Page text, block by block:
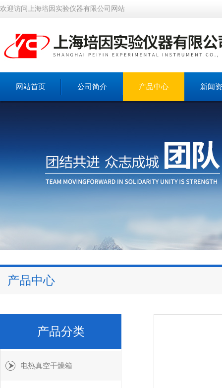
欢迎访问上海培因实验仪器有限公司网站
网站首页 公司简介 产品中心 新闻
产品中心
产品分类
电热真空干燥箱